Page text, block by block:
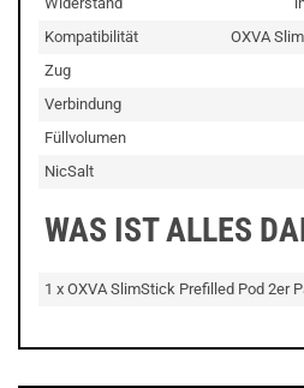
Kompatibilität
OXVA
Zug
Verbindung
Füllvolumen
NicSalt
WAS IST ALLES
1 x OXVA SlimStick Prefilled Pod 2er